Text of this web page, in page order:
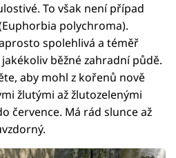
To však není případ
polychroma).
spolehlivá a téměř
běžné zahradní půdě.
aby mohl z kořenů nově
žlutými až žlutozelenými
července. Má rád slunce až